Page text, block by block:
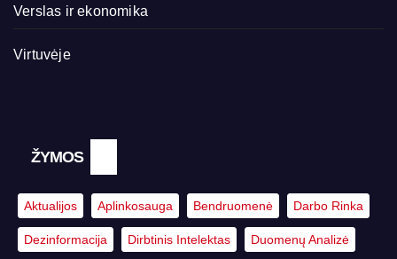
Verslas ir ekonomika
Virtuvėje
ŽYMOS
Aktualijos Aplinkosauga Bendruomenė Darbo Rinka
Dezinformacija Dirbtinis Intelektas Duomenų Analizė